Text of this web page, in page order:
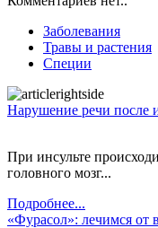
Заболевания
Травы и растения
Специи
Нарушение речи после
При инсульте
головного мозг...
Подробнее...
«Фурасол»: лечимся от